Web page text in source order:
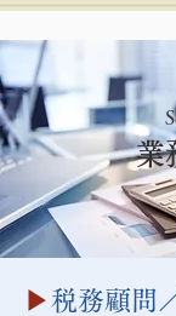
業
▶税務顧問